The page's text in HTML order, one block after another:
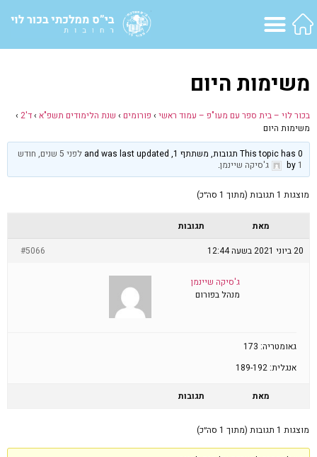
משימות היום
בכור לוי – בית ספר עם מעו"פ – עמוד ראשי › פורומים › שנת הלימודים תשפ"א ›ד'2
›
משימות היום
This topic has 0 תגובות, משתתף 1, and was last updated
לפני 5 שנים, חודש
1
by ג'סיקה שיינמן.
מוצגות 1 תגובות (מתוך 1 סה״כ)
מאת
תגובות
20 ביוני 2021 בשעה 12:44
#5066
ג'סיקה שיינמן
מנהל בפורום
גאומטריה: 173
אנגלית: 189-192
מאת תגובות
מוצגות 1 תגובות (מתוך 1 סה״כ)